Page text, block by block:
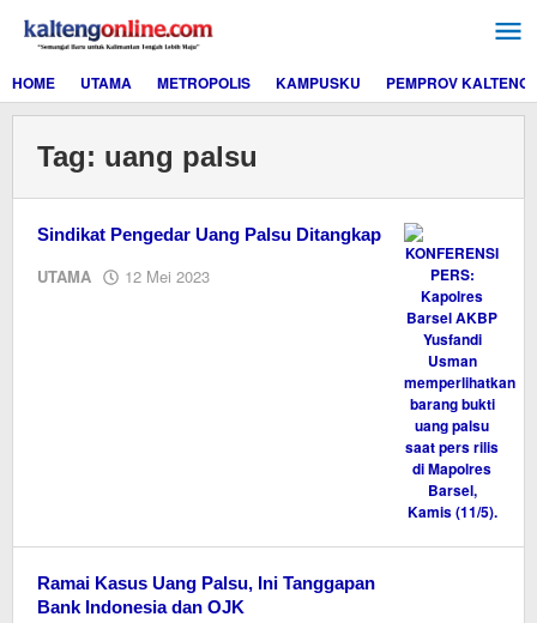
konten
HOME
UTAMA METROPOLIS KAMPUSKU PEMPROV KALTENG
Tag: uang palsu
Sindikat Pengedar Uang Palsu Ditangkap
UTAMA 12 Mei 2023
Ramai Kasus Uang Palsu, Ini Tanggapan
Bank Indonesia dan OJK